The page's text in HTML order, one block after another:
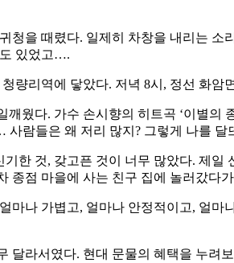
청을 때렸다. 일제히 차창을 내리는
있었고….
량리역에 닿았다. 저녁 8시, 정선 화
웠다. 가수 손시향의 히트곡 ‘이별
람들은 왜 저리 많지? 그렇게 나를 달
한 것, 갖고픈 것이 너무 많았다. 제
종점 마을에 사는 친구 집에 놀러갔다
마나 가볍고, 얼마나 안정적이고, 얼
달라서였다. 현대 문물의 혜택을 누